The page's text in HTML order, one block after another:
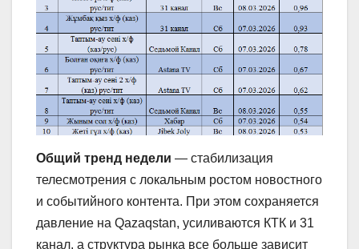
Общий тренд недели — стабилизация
телесмотрения с локальным ростом новостного
и событийного контента. При этом сохраняется
давление на Qazaqstan, усиливаются КТК и 31
канал, а структура рынка все больше зависит